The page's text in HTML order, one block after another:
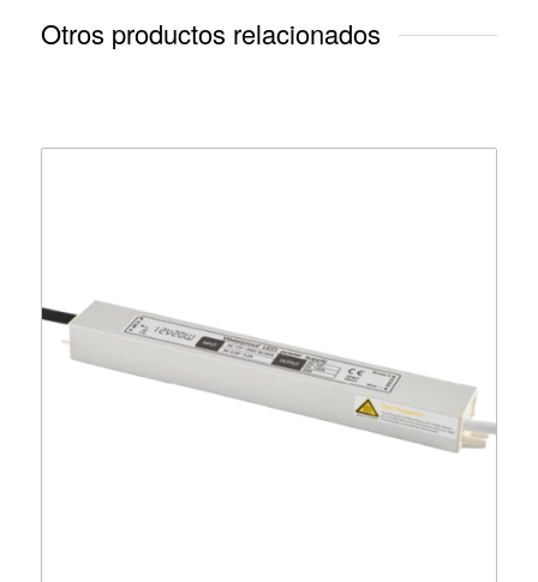
Otros productos relacionados